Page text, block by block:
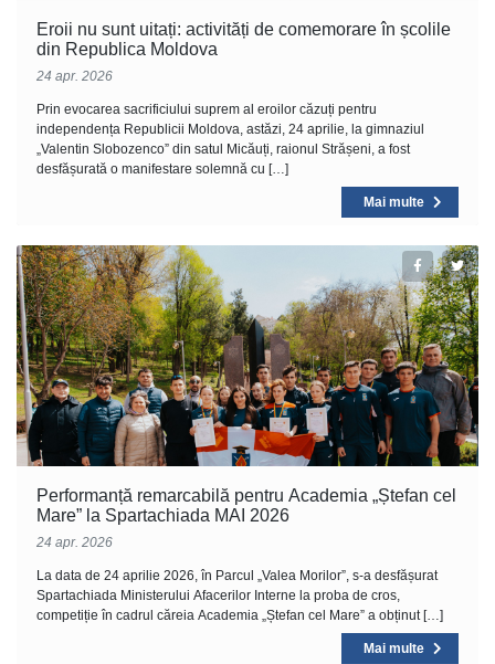
Eroii nu sunt uitați: activități de comemorare în școlile
din Republica Moldova
24 apr. 2026
Prin evocarea sacrificiului suprem al eroilor căzuți pentru
independența Republicii Moldova, astăzi, 24 aprilie, la gimnaziul
„Valentin Slobozenco” din satul Micăuți, raionul Strășeni, a fost
desfășurată o manifestare solemnă cu […]
Mai multe
Performanță remarcabilă pentru Academia „Ștefan cel
Mare” la Spartachiada MAI 2026
24 apr. 2026
La data de 24 aprilie 2026, în Parcul „Valea Morilor”, s-a desfășurat
Spartachiada Ministerului Afacerilor Interne la proba de cros,
competiție în cadrul căreia Academia „Ștefan cel Mare” a obținut […]
Mai multe